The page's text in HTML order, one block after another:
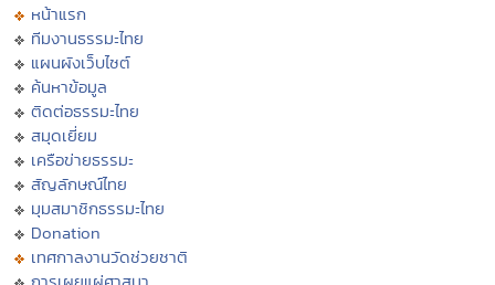
หน้าแรก
ทีมงานธรรมะไทย
แผนผังเว็บไซต์
ค้นหาข้อมูล
ติดต่อธรรมะไทย
สมุดเยี่ยม
เครือข่ายธรรมะ
สัญลักษณ์ไทย
มุมสมาชิกธรรมะไทย
Donation
เทศกาลงานวัดช่วยชาติ